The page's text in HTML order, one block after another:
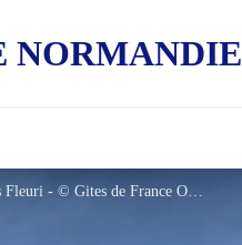
NORMANDIE
Gîtes de France Le Clos Fleuri - © Gites de France Orne